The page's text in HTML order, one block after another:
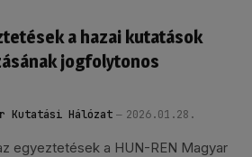
a hazai kutatások
jogfolytonos
Kutatási Hálózat 2026.01.28.
egyeztetések a HUN-REN Magyar